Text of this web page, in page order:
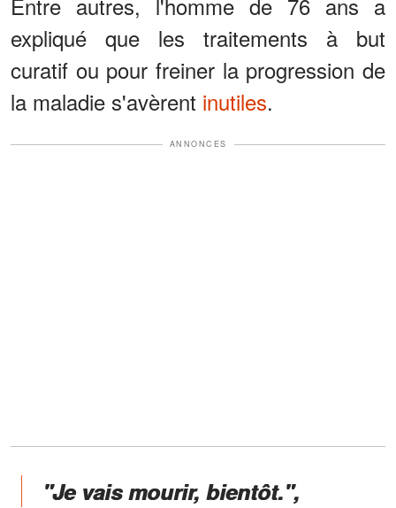
expliqué que les traitements à but
curatif ou pour freiner la progression de
la maladie s'avèrent inutiles.
ANNONCES
"Je vais mourir, bientôt.",